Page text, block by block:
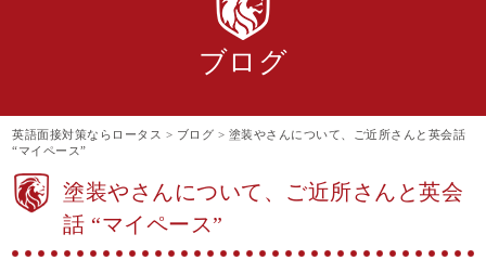
ブログ
英語面接対策ならロータス > ブログ > 塗装やさんについて、ご近所さんと英会話
“マイペース”
塗装やさんについて、ご近所さんと英会
話 “マイペース”